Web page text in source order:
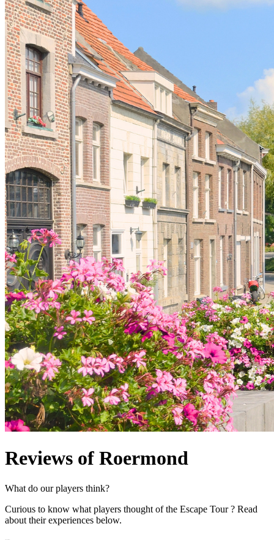
Reviews of Roermond
What do our players think?
Curious to know what players thought of the Escape Tour ? Read
about their experiences below.